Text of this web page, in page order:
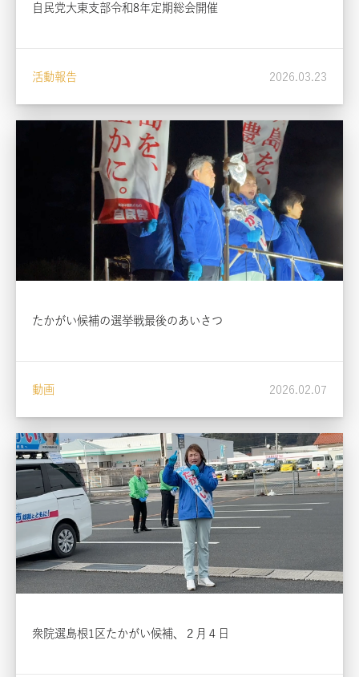
自民党大東支部令和8年定期総会開催
活動報告 2026.03.23
たかがい候補の選挙戦最後のあいさつ
動画 2026.02.07
衆院選島根1区たかがい候補、２月４日